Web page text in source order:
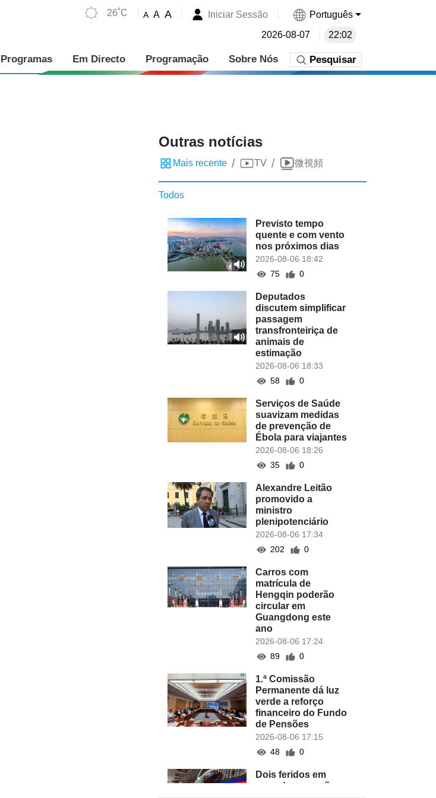
26˚C A A A Iniciar Sessão Português
2026-08-07 22:02
Programas Em Directo Programação Sobre Nós Pesquisar
Outras notícias
Mais recente / TV / 微視頻
Todos
Previsto tempo
quente e com vento
nos próximos dias
2026-08-06 18:42
75
0
Deputados
discutem simplificar
passagem
transfronteiriça de
animais de
estimação
2026-08-06 18:33
58
0
Serviços de Saúde
suavizam medidas
de prevenção de
Ébola para viajantes
2026-08-06 18:26
35
0
Alexandre Leitão
promovido a
ministro
plenipotenciário
2026-08-06 17:34
202
0
Carros com
matrícula de
Hengqin poderão
circular em
Guangdong este
ano
2026-08-06 17:24
89
0
1.ª Comissão
Permanente dá luz
verde a reforço
financeiro do Fundo
de Pensões
2026-08-06 17:15
48
0
Dois feridos em
caso de agressões